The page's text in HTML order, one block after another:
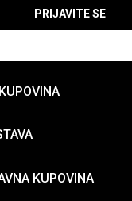
PRIJAVITE SE
KUPOVINA